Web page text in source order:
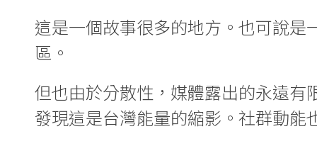
這是一個故事很多的地方。也可說
區。
但也由於分散性，媒體露出的永遠
發現這是台灣能量的縮影。社群動能